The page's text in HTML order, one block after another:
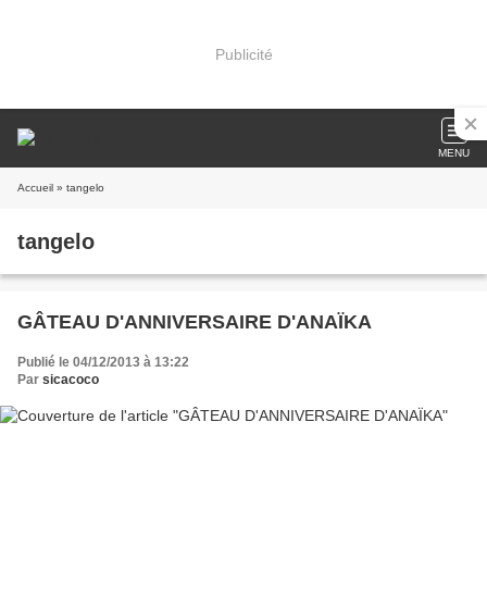
Publicité
MENU
Accueil » tangelo
tangelo
GÂTEAU D'ANNIVERSAIRE D'ANAÏKA
Publié le 04/12/2013 à 13:22
Par sicacoco